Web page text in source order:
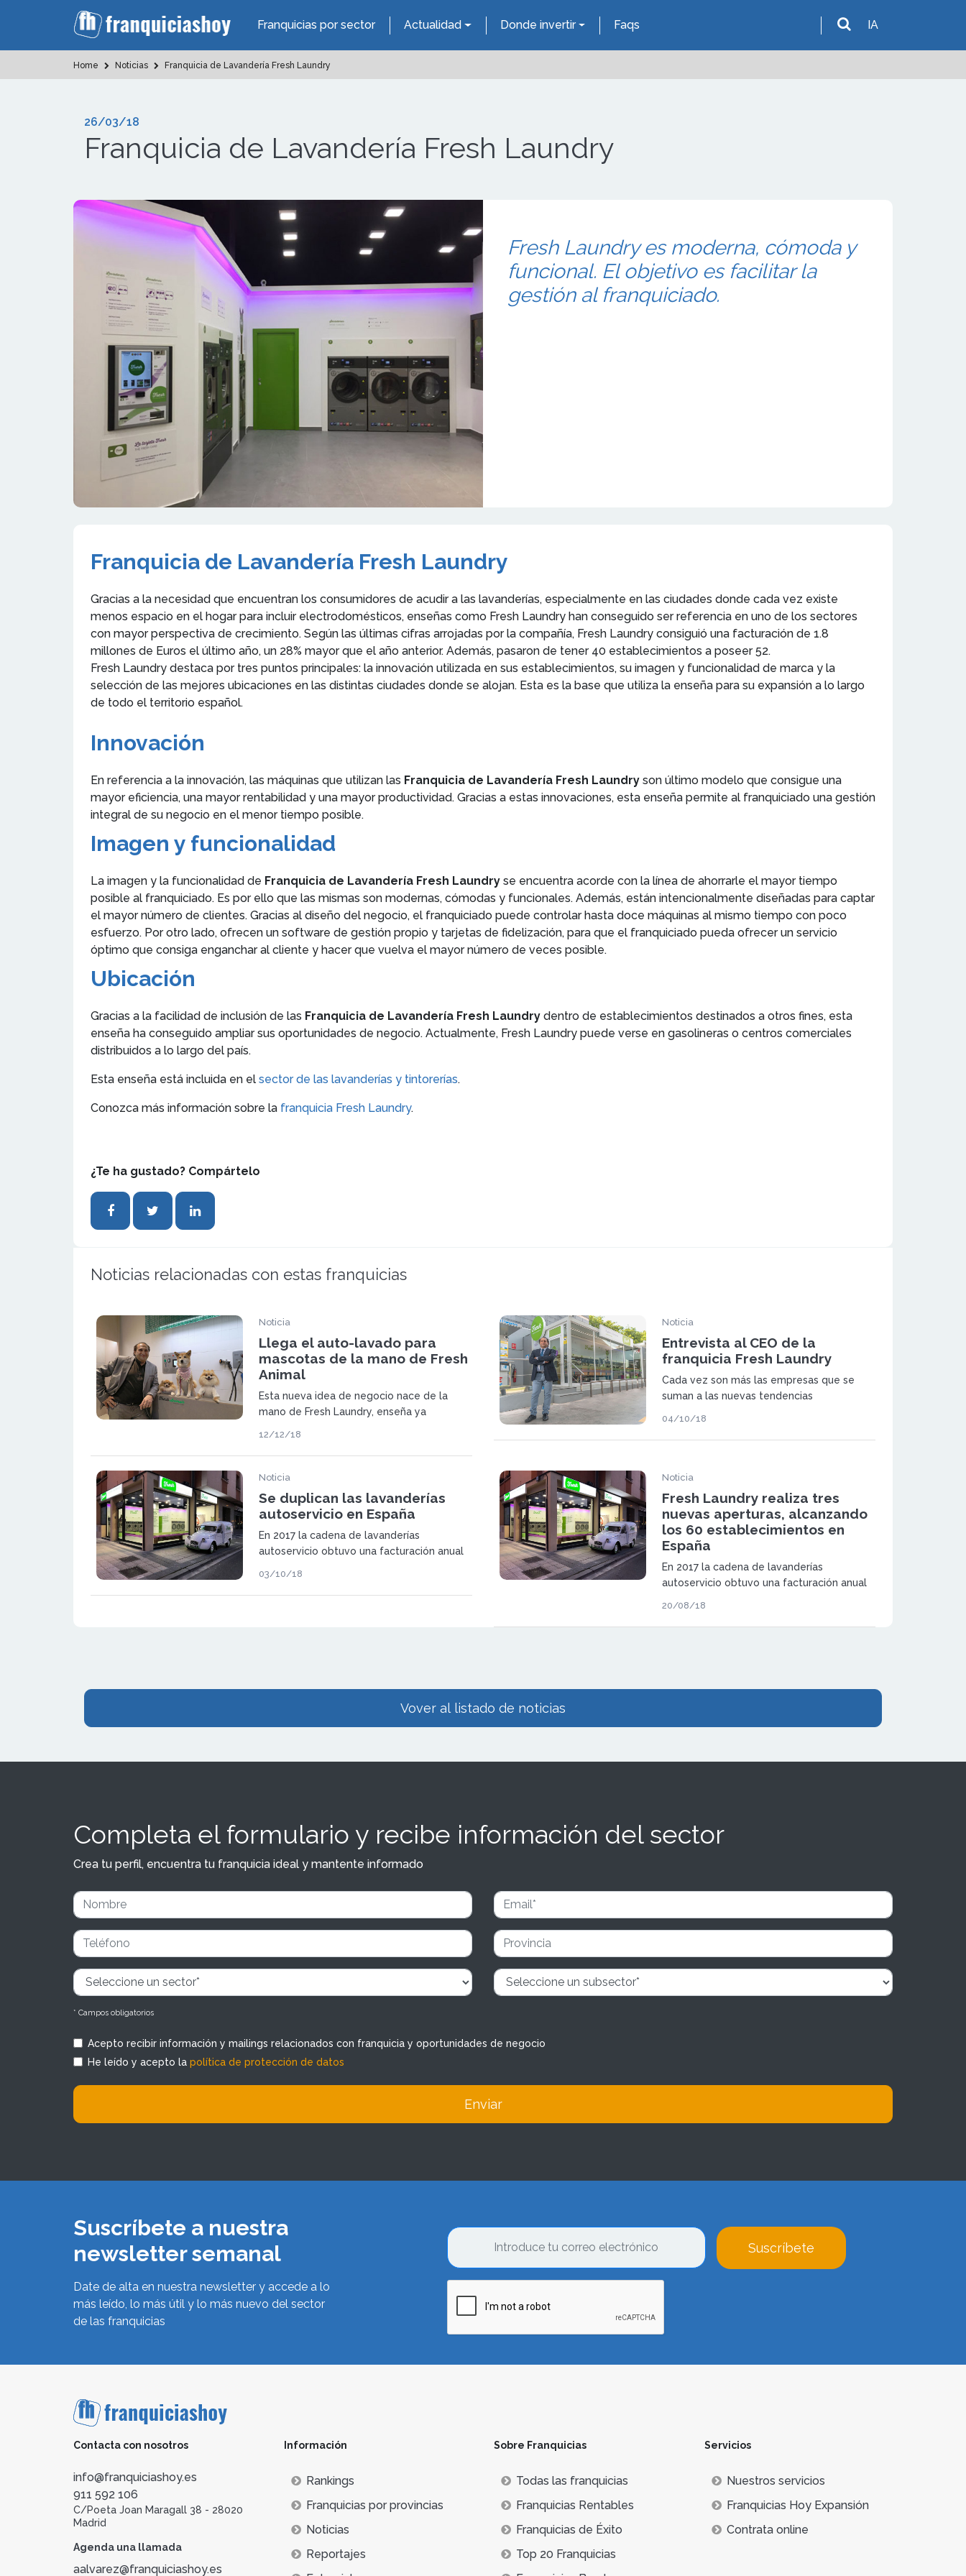
Franquicias por sector Actualidad Donde invertir Faqs IA
Home Noticias Franquicia de Lavandería Fresh Laundry
26/03/18
Franquicia de Lavandería Fresh Laundry
Fresh Laundry es moderna, cómoda y
funcional. El objetivo es facilitar la
gestión al franquiciado.
Franquicia de Lavandería Fresh Laundry
Gracias a la necesidad que encuentran los consumidores de acudir a las lavanderías, especialmente en las ciudades donde cada vez existe
menos espacio en el hogar para incluir electrodomésticos, enseñas como Fresh Laundry han conseguido ser referencia en uno de los sectores
con mayor perspectiva de crecimiento. Según las últimas cifras arrojadas por la compañía, Fresh Laundry consiguió una facturación de 1.8
millones de Euros el último año, un 28% mayor que el año anterior. Además, pasaron de tener 40 establecimientos a poseer 52.
Fresh Laundry destaca por tres puntos principales: la innovación utilizada en sus establecimientos, su imagen y funcionalidad de marca y la
selección de las mejores ubicaciones en las distintas ciudades donde se alojan. Esta es la base que utiliza la enseña para su expansión a lo largo
de todo el territorio español.
Innovación
En referencia a la innovación, las máquinas que utilizan las Franquicia de Lavandería Fresh Laundry son último modelo que consigue una
mayor eficiencia, una mayor rentabilidad y una mayor productividad. Gracias a estas innovaciones, esta enseña permite al franquiciado una gestión
integral de su negocio en el menor tiempo posible.
Imagen y funcionalidad
La imagen y la funcionalidad de Franquicia de Lavandería Fresh Laundry se encuentra acorde con la línea de ahorrarle el mayor tiempo
posible al franquiciado. Es por ello que las mismas son modernas, cómodas y funcionales. Además, están intencionalmente diseñadas para captar
el mayor número de clientes. Gracias al diseño del negocio, el franquiciado puede controlar hasta doce máquinas al mismo tiempo con poco
esfuerzo. Por otro lado, ofrecen un software de gestión propio y tarjetas de fidelización, para que el franquiciado pueda ofrecer un servicio
óptimo que consiga enganchar al cliente y hacer que vuelva el mayor número de veces posible.
Ubicación
Gracias a la facilidad de inclusión de las Franquicia de Lavandería Fresh Laundry dentro de establecimientos destinados a otros fines, esta
enseña ha conseguido ampliar sus oportunidades de negocio. Actualmente, Fresh Laundry puede verse en gasolineras o centros comerciales
distribuidos a lo largo del país.
Esta enseña está incluida en el sector de las lavanderías y tintorerías.
Conozca más información sobre la franquicia Fresh Laundry.
¿Te ha gustado? Compártelo
Noticias relacionadas con estas franquicias
Noticia
Llega el auto-lavado para
mascotas de la mano de Fresh
Animal
Esta nueva idea de negocio nace de la
mano de Fresh Laundry, enseña ya
12/12/18
Noticia
Entrevista al CEO de la
franquicia Fresh Laundry
Cada vez son más las empresas que se
suman a las nuevas tendencias
04/10/18
Noticia
Se duplican las lavanderías
autoservicio en España
En 2017 la cadena de lavanderías
autoservicio obtuvo una facturación anual
03/10/18
Noticia
Fresh Laundry realiza tres
nuevas aperturas, alcanzando
los 60 establecimientos en
España
En 2017 la cadena de lavanderías
autoservicio obtuvo una facturación anual
20/08/18
Vover al listado de noticias
Completa el formulario y recibe información del sector
Crea tu perfil, encuentra tu franquicia ideal y mantente informado
* Campos obligatorios
Acepto recibir información y mailings relacionados con franquicia y oportunidades de negocio
He leído y acepto la política de protección de datos
Enviar
Suscríbete a nuestra
newsletter semanal
Date de alta en nuestra newsletter y accede a lo
más leído, lo más útil y lo más nuevo del sector
de las franquicias
Suscríbete
Contacta con nosotros
info@franquiciashoy.es
911 592 106
C/Poeta Joan Maragall 38 - 28020
Madrid
Agenda una llamada
aalvarez@franquiciashoy.es
Información
Rankings
Franquicias por provincias
Noticias
Reportajes
Sobre Franquicias
Todas las franquicias
Franquicias Rentables
Franquicias de Éxito
Top 20 Franquicias
Servicios
Nuestros servicios
Franquicias Hoy Expansión
Contrata online